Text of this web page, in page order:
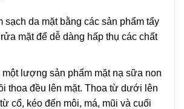
sạch da mặt bằng các sản phẩm tẩy
mặt để dễ dàng hấp thụ các chất
một lượng sản phẩm mặt nạ sữa non
thoa đều lên mặt. Thoa từ dưới lên
cổ, kéo đến môi, má, mũi và cuối